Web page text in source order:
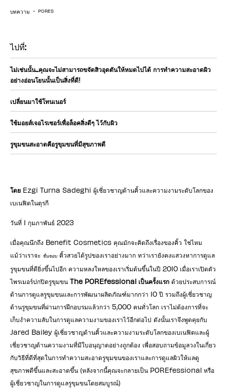
บทความ PORES
ไปที่:
ไม่เช่นนั้น...คุณจะไม่สามารถขจัดสิวอุดตันให้หมดไปได้ การทำความสะอาดผิว
อย่างอ่อนโยนนั้นเป็นสิ่งที่ดี!
เปลี่ยนมาใช้โทนเนอร์
ใช้มอยส์เจอไรเซอร์เพื่อล็อคสิ่งดีๆ ไว้กับผิว
รูขุมขนสะอาดคือรูขุมขนที่มีสุขภาพดี
โดย Ezgi Turna Sadeghi ผู้เชี่ยวชาญด้านคิ้วและความงามระดับโลกของ
เบเนฟิตในตุรกี
วันที่ 1 กุมภาพันธ์ 2023
เมื่อคุณนึกถึง Benefit Cosmetics คุณมักจะคิดถึงเรื่องของคิ้ว ใช่ไหม
แม้ว่าเราจะ ชื่นชอบคิ้วสวยได้รูปของเราอย่างมาก ทว่าเรายังคงแสวงหาการดูแล
รูขุมขนที่ดียิ่งขึ้นไปอีก ความหลงใหลของเราเริ่มต้นขึ้นในปี 2010 เมื่อเราเปิดตัว
ไพรเมอร์ปกปิดรูขุมขน The POREfessional เป็นครั้งแรก ด้วยประสบการณ์
ด้านการดูแลรูขุมขนและการพัฒนาผลิตภัณฑ์มากกว่า 10 ปี รวมถึงผู้เชี่ยวชาญ
ด้านรูขุมขนที่ผ่านการฝึกอบรมแล้วกว่า 5,000 คนทั่วโลก เราไม่ต้องการที่จะ
เก็บงำความลับในการดูแลความงามของเราไว้อีกต่อไป ดังนั้นเราจึงพูดคุยกับ
Jared Bailey ผู้เชี่ยวชาญด้านคิ้วและความงามระดับโลกของเบเนฟิตและผู้
เชี่ยวชาญด้านความงามที่มีใบอนุญาตอย่างถูกต้อง เพื่อสอบถามข้อมูลวงในเกี่ยว
กับวิธีที่ดีที่สุดในการทำความสะอาดรูขุมขนของเราและการดูแลผิวให้แลดู
สุขภาพดีขึ้นและสะอาดขึ้น (หลังจากนี้คุณจะกลายเป็น POREfessional หรือ
ผู้เชี่ยวชาญในการดูแลรูขุมขนโดยสมบูรณ์)